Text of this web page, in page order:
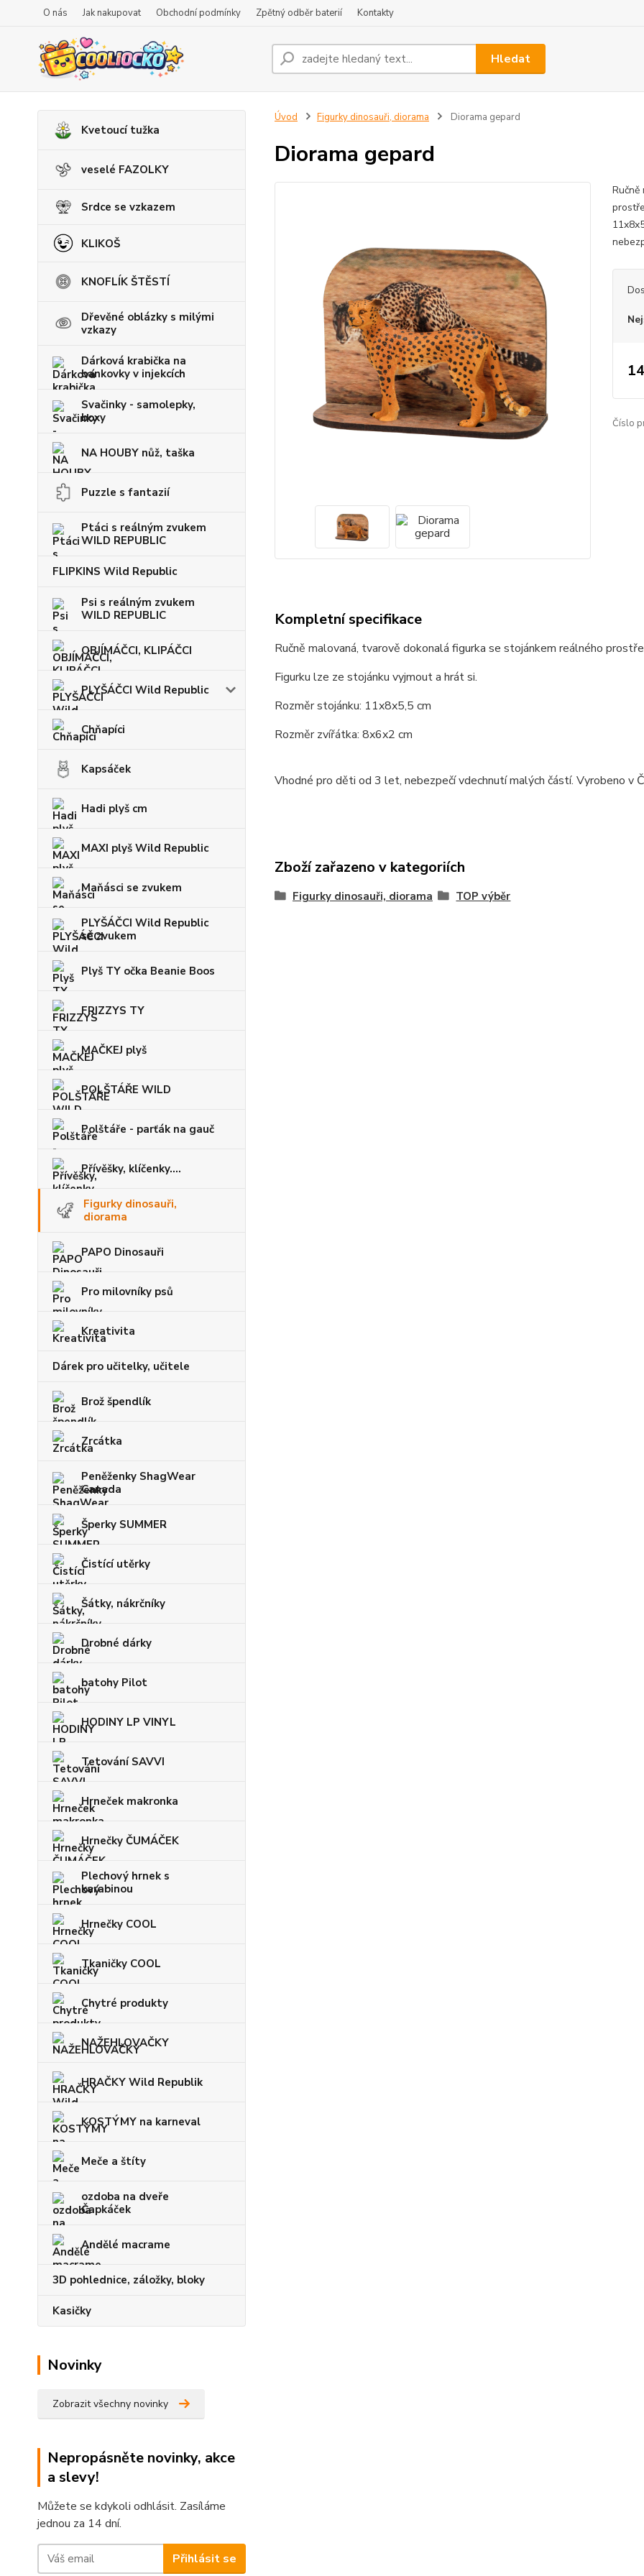
O nás Jak nakupovat Obchodní podmínky Zpětný odběr baterií Kontakty
Hledat
Kvetoucí tužka
veselé FAZOLKY
Srdce se vzkazem
KLIKOŠ
KNOFLÍK ŠTĚSTÍ
Dřevěné oblázky s milými
vzkazy
Dárková krabička na
bankovky v injekcích
Svačinky - samolepky,
boxy
NA HOUBY nůž, taška
Puzzle s fantazií
Ptáci s reálným zvukem
WILD REPUBLIC
FLIPKINS Wild Republic
Psi s reálným zvukem
WILD REPUBLIC
OBJÍMÁČCI, KLIPÁČCI
PLYŠÁČCI Wild Republic
Chňapíci
Kapsáček
Hadi plyš cm
MAXI plyš Wild Republic
Maňásci se zvukem
PLYŠÁČCI Wild Republic
se zvukem
Plyš TY očka Beanie Boos
FRIZZYS TY
MAČKEJ plyš
POLŠTÁŘE WILD
Polštáře - parťák na gauč
Přívěšky, klíčenky....
Figurky dinosauři,
diorama
PAPO Dinosauři
Pro milovníky psů
Kreativita
Dárek pro učitelky, učitele
Brož špendlík
Zrcátka
Peněženky ShagWear
Canada
Šperky SUMMER
Čistící utěrky
Šátky, nákrčníky
Drobné dárky
batohy Pilot
HODINY LP VINYL
Tetování SAVVI
Hrneček makronka
Hrnečky ČUMÁČEK
Plechový hrnek s
karabinou
Hrnečky COOL
Tkaničky COOL
Chytré produkty
NAŽEHLOVAČKY
HRAČKY Wild Republik
KOSTÝMY na karneval
Meče a štíty
ozdoba na dveře
Čapkáček
Andělé macrame
3D pohlednice, záložky, bloky
Kasičky
Novinky
Zobrazit všechny novinky
Nepropásněte novinky, akce
a slevy!
Můžete se kdykoli odhlásit. Zasíláme
jednou za 14 dní.
Přihlásit se
Úvod Figurky dinosauři, diorama Diorama gepard
Diorama gepard
Číslo
Kompletní specifikace
Ručně malovaná, tvarově dokonalá figurka se stojánkem reálného
Figurku lze ze stojánku vyjmout a hrát si.
Rozměr stojánku: 11x8x5,5 cm
Rozměr zvířátka: 8x6x2 cm
Vhodné pro děti od 3 let, nebezpečí vdechnutí malých částí. Vyrobeno v
Zboží zařazeno v kategoriích
Figurky dinosauři, diorama TOP výběr